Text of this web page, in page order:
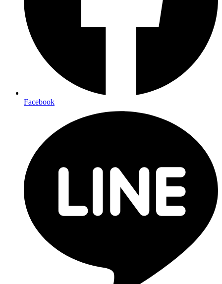
Facebook